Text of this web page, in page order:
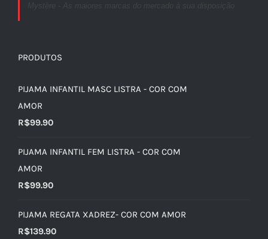
Mystère - As maiores marcas do mercado à sua disposição
PRODUTOS
PIJAMA INFANTIL MASC LISTRA - COR COM
AMOR
R$99.90
PIJAMA INFANTIL FEM LISTRA - COR COM
AMOR
R$99.90
PIJAMA REGATA XADREZ- COR COM AMOR
R$139.90